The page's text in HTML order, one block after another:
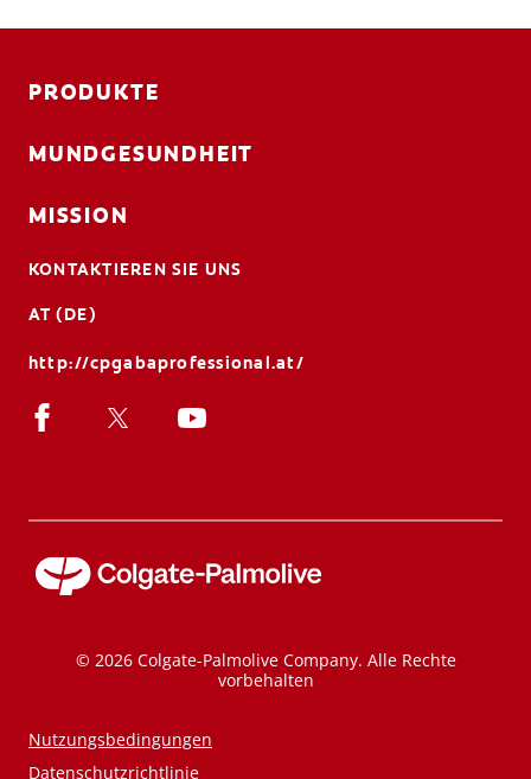
PRODUKTE
MUNDGESUNDHEIT
MISSION
KONTAKTIEREN SIE UNS
AT (DE)
http://cpgabaprofessional.at/
© 2026 Colgate-Palmolive Company. Alle Rechte
vorbehalten
Nutzungsbedingungen
Datenschutzrichtlinie